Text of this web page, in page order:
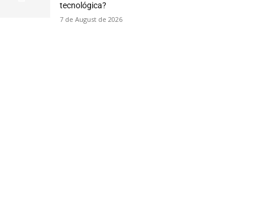
tecnológica?
7 de August de 2026